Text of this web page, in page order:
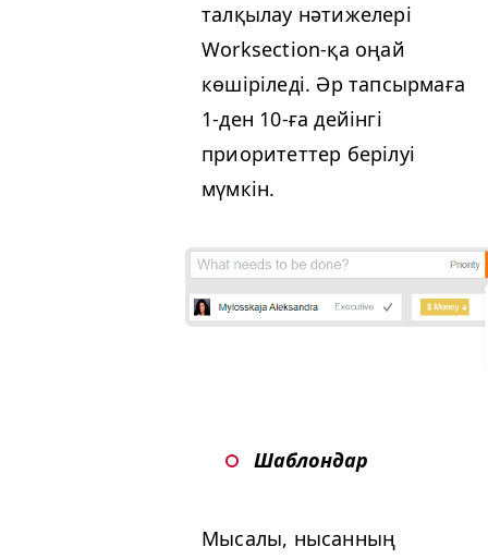
талқылау нәтижелері
Work­sec­tion-қа оңай
көшіріледі. Әр тапсырмаға
1‑ден 10-ға дейінгі
приоритеттер берілуі
мүмкін.
Шаблондар
Мысалы, нысанның